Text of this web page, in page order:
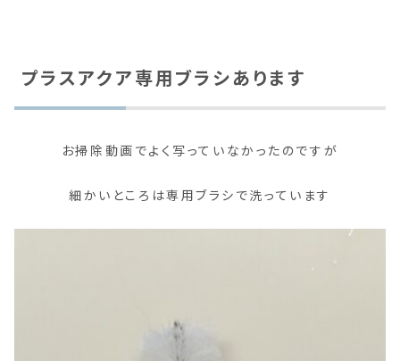
プラスアクア専用ブラシあります
お掃除動画でよく写っていなかったのですが
細かいところは専用ブラシで洗っています